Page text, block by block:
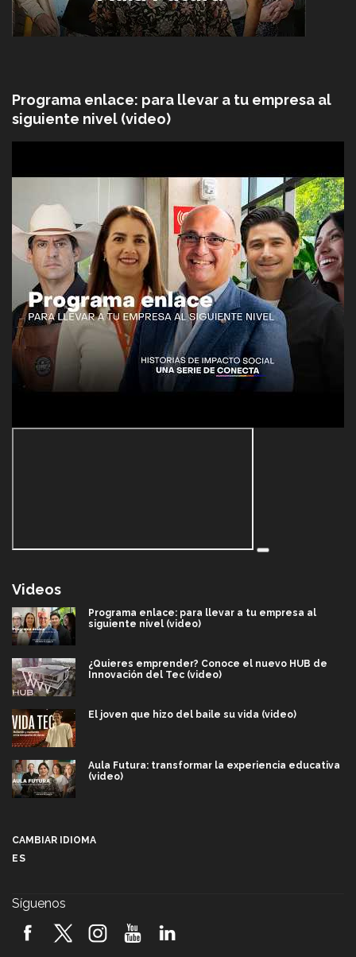
Programa enlace: para llevar a tu empresa al
siguiente nivel (video)
Videos
Programa enlace: para llevar a tu empresa al
siguiente nivel (video)
¿Quieres emprender? Conoce el nuevo HUB de
Innovación del Tec (video)
El joven que hizo del baile su vida (video)
Aula Futura: transformar la experiencia educativa
(video)
2026! (video)
CAMBIAR IDIOMA
ES
Síguenos